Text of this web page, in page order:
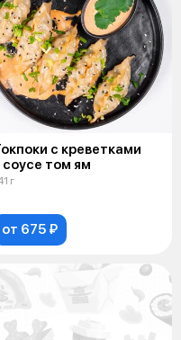
с креветками
соусе том ям
г
от 675 ₽